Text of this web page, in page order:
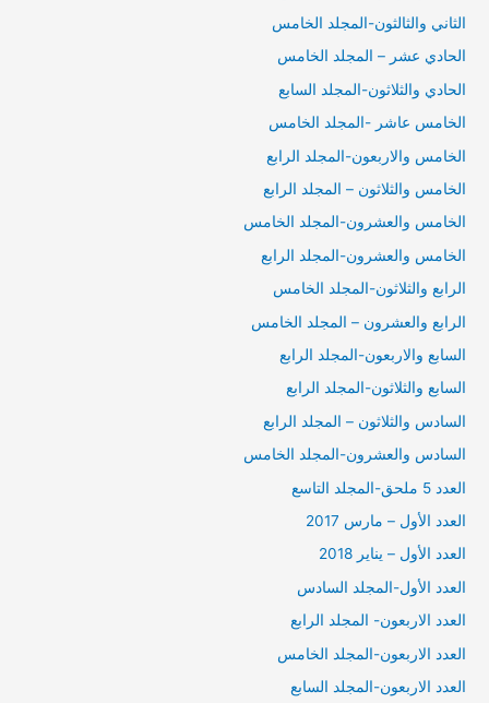
الثاني والثالثون-المجلد الخامس
الحادي عشر – المجلد الخامس
الحادي والثلاثون-المجلد السابع
الخامس عاشر -المجلد الخامس
الخامس والاربعون-المجلد الرابع
الخامس والثلاثون – المجلد الرابع
الخامس والعشرون-المجلد الخامس
الخامس والعشرون-المجلد الرابع
الرابع والثلاثون-المجلد الخامس
الرابع والعشرون – المجلد الخامس
السابع والاربعون-المجلد الرابع
السابع والثلاثون-المجلد الرابع
السادس والثلاثون – المجلد الرابع
السادس والعشرون-المجلد الخامس
العدد 5 ملحق-المجلد التاسع
العدد الأول – مارس 2017
العدد الأول – يناير 2018
العدد الأول-المجلد السادس
العدد الاربعون- المجلد الرابع
العدد الاربعون-المجلد الخامس
العدد الاربعون-المجلد السابع